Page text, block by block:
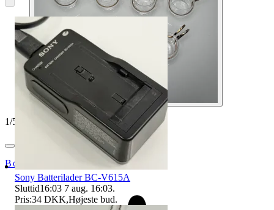
1/5
Bohagsbyrån
Sony Batterilader BC-V615A
Sluttid16:03 7 aug. 16:03.
Pris:34 DKK,Højeste bud.